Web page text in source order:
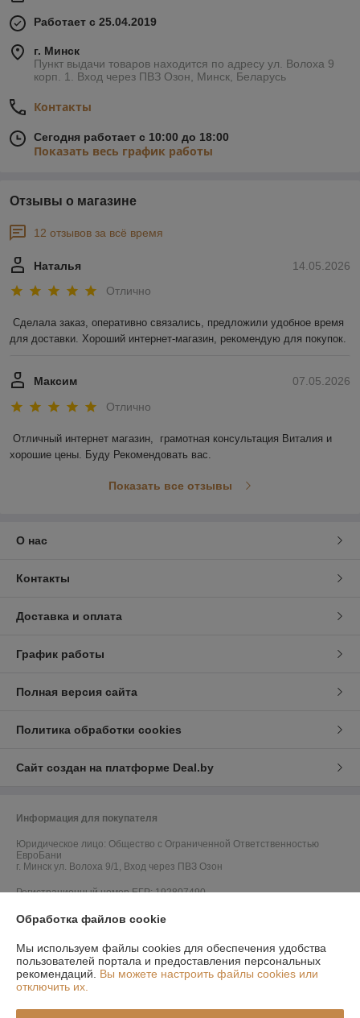
помещения.
Внешний дизайн печей выполнен в цвете «антрацит».
Модификации печей различаются комплектацией: стальная
или чугунная дверца со стеклом, выход дымохода вверх или
Линейка твердотопливных воздухогрейных котлов идеально
гаражей, теплиц, ангаров и так далее.
Работает с 25.04.2019
г. Минск
Пункт выдачи товаров находится по адресу ул. Волоха 9
корп. 1. Вход через ПВЗ Озон, Минск, Беларусь
Контакты
Сегодня работает с 10:00 до 18:00
Показать весь график работы
Отзывы о магазине
12 отзывов за всё время
14.05.2026
Наталья
Отлично
Сделала заказ, оперативно связались, предложили удобное время
для доставки. Хороший интернет-магазин, рекомендую для покупок.
07.05.2026
Максим
Отлично
Отличный интернет магазин,  грамотная консультация Виталия и
хорошие цены. Буду Рекомендовать вас.
Показать все отзывы
О нас
Контакты
Доставка и оплата
График работы
Полная версия сайта
Политика обработки cookies
Сайт создан на платформе Deal.by
Информация для покупателя
Юридическое лицо: Общество с Ограниченной Ответственностью
ЕвроБани
г. Минск ул. Волоха 9/1, Вход через ПВЗ Озон
Регистрационный номер ЕГР: 192807490
УНП: 192807490
Регистрационный орган: Мингорисполком
Дата регистрации компании: 27.04.2017
Обработка файлов cookie
Мы используем файлы cookies для обеспечения удобства
пользователей портала и предоставления персональных
рекомендаций. Вы можете настроить файлы cookies или
отключить их.